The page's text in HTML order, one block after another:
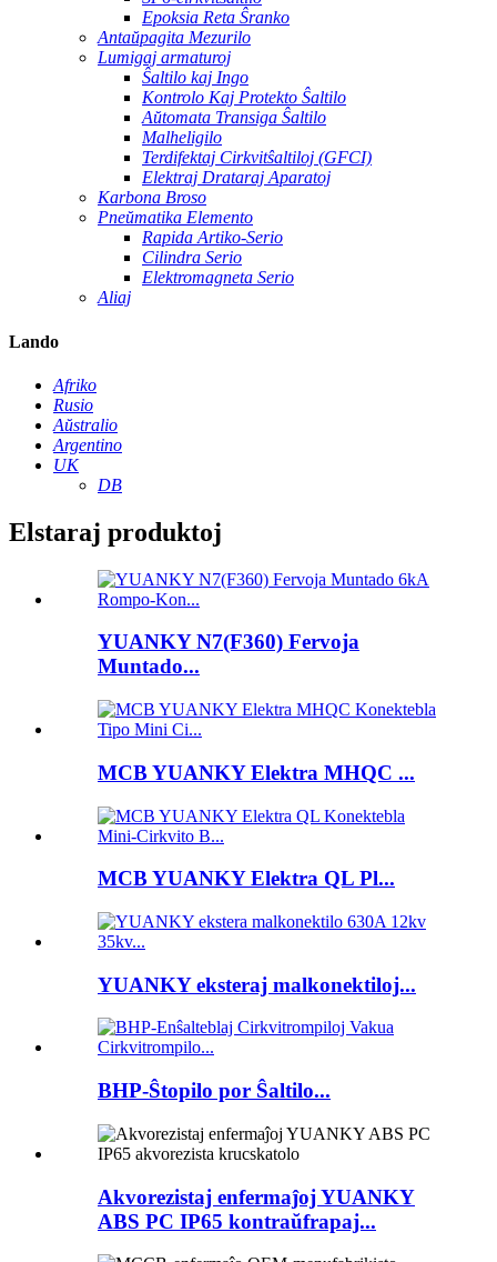
Epoksia Reta Ŝranko
Antaŭpagita Mezurilo
Lumigaj armaturoj
Ŝaltilo kaj Ingo
Kontrolo Kaj Protekto Ŝaltilo
Aŭtomata Transiga Ŝaltilo
Malheligilo
Terdifektaj Cirkvitŝaltiloj (GFCI)
Elektraj Drataraj Aparatoj
Karbona Broso
Pneŭmatika Elemento
Rapida Artiko-Serio
Cilindra Serio
Elektromagneta Serio
Aliaj
Lando
Afriko
Rusio
Aŭstralio
Argentino
UK
DB
Elstaraj produktoj
YUANKY N7(F360) Fervoja
Muntado...
MCB YUANKY Elektra MHQC ...
MCB YUANKY Elektra QL Pl...
YUANKY eksteraj malkonektiloj...
BHP-Ŝtopilo por Ŝaltilo...
Akvorezistaj enfermaĵoj YUANKY
ABS PC IP65 kontraŭfrapaj...